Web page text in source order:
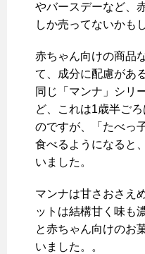
やバースデーなど、
しか売ってないかも
赤ちゃん向けの商品
て、成分に配慮があ
同じ「マンナ」シリ
ど、これは1歳半ご
のですが、「たべっ
食べるようになると
いました。
マンナは甘さおさえ
ットは結構甘く味も
と赤ちゃん向けのお
いました。。